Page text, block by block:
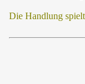
Die Handlung